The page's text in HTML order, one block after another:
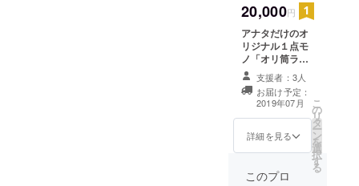
： 直径
１０cm
高 さ２
１cm
（オ
リ筒ラ
ンタン
の絵柄
を選ん
さい）
オリ筒ランタン
リビングや玄関
など各部屋に置
いたり、お友達
へのプレゼント
にどうぞ。
20,000円
アナタだけのオ
リジナル１点モ
ノ「オリ筒ラン
タン」 （世界に
ひとつ？お気に
入りの写真デー
タを送ってくだ
さい）
支援者：3人
お届け予定：
2019年07月
詳細を見る
こ
の
リ
タ
ー
ン
を
選
択
す
る
このプロ